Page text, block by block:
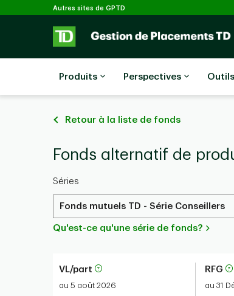
Passer au contenu principal
Autres sites de GPTD
Produits Perspectives
Retour à la liste de fonds
Fonds alternatif de
Séries
Fonds mutuels TD - Série Conseillers
Qu'est-ce qu'une série de fonds?
VL/part
au 5 août 2026
RFG
au 31